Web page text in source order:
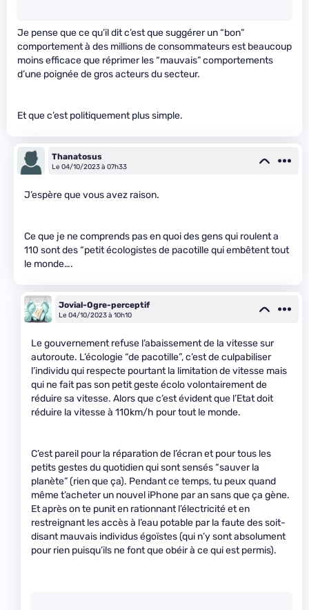
Je pense que ce qu’il dit c’est que suggérer un “bon”
comportement à des millions de consommateurs est beaucoup
moins efficace que réprimer les “mauvais” comportements
d’une poignée de gros acteurs du secteur.
Et que c’est politiquement plus simple.
Thanatosus
Le 04/10/2023 à 07h33
J’espère que vous avez raison.
Ce que je ne comprends pas en quoi des gens qui roulent a
110 sont des “petit écologistes de pacotille qui embêtent tout
le monde….
Jovial-Ogre-perceptif
Le 04/10/2023 à 10h10
Le gouvernement refuse l’abaissement de la vitesse sur
autoroute. L’écologie “de pacotille”, c’est de culpabiliser
l’individu qui respecte pourtant la limitation de vitesse mais
qui ne fait pas son petit geste écolo volontairement de
réduire sa vitesse. Alors que c’est évident que l’Etat doit
réduire la vitesse à 110km/h pour tout le monde.
C’est pareil pour la réparation de l’écran et pour tous les
petits gestes du quotidien qui sont sensés “sauver la
planète” (rien que ça). Pendant ce temps, tu peux quand
même t’acheter un nouvel iPhone par an sans que ça gène.
Et après on te punit en rationnant l’électricité et en
restreignant les accès à l’eau potable par la faute des soit-
disant mauvais individus égoïstes (qui n’y sont absolument
pour rien puisqu’ils ne font que obéir à ce qui est permis).